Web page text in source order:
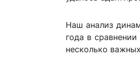
и трудоустройство
Контакты
Наш анализ
года в
несколько